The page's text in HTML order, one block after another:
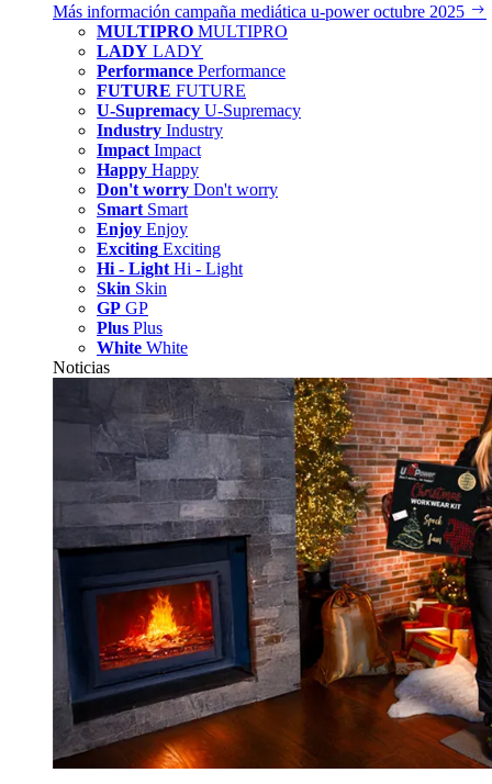
Más información campaña mediática u‑power octubre 2025
MULTIPRO MULTIPRO
LADY LADY
Performance Performance
FUTURE FUTURE
U-Supremacy U-Supremacy
Industry Industry
Impact Impact
Happy Happy
Don't worry Don't worry
Smart Smart
Enjoy Enjoy
Exciting Exciting
Hi - Light Hi - Light
Skin Skin
GP GP
Plus Plus
White White
Noticias